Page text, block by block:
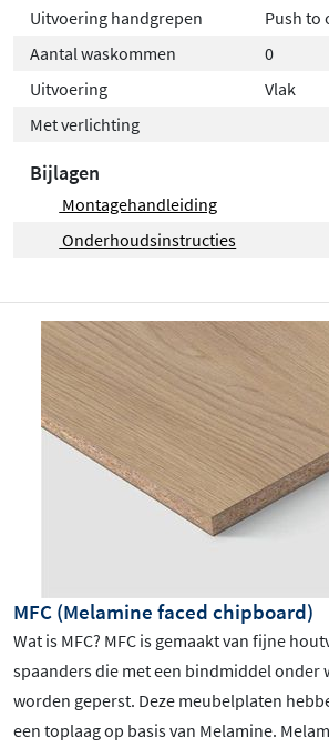
Uitvoering handgrepen
Push to
Aantal waskommen
0
Uitvoering
Vlak
Met verlichting
Bijlagen
Montagehandleiding
Onderhoudsinstructies
MFC (Melamine faced chipboard)
Wat is MFC? MFC is gemaakt van fijne
spaanders die met een bindmiddel onder
worden geperst. Deze meubelplaten
een toplaag op basis van Melamine.